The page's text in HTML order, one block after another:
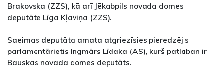
Brakovska (ZZS), kā arī Jēkabpils novada domes
deputāte Līga Kļaviņa (ZZS).
Saeimas deputāta amata atgriezīsies pieredzējis
parlamentārietis Ingmārs Līdaka (AS), kurš patlaban ir
Bauskas novada domes deputāts.